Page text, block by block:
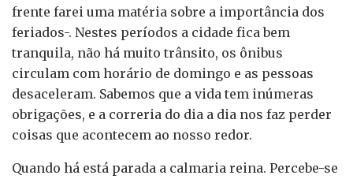
frente farei uma matéria sobre a importância dos
feriados-. Nestes períodos a cidade fica bem
tranquila, não há muito trânsito, os ônibus
circulam com horário de domingo e as pessoas
desaceleram. Sabemos que a vida tem inúmeras
obrigações, e a correria do dia a dia nos faz perder
coisas que acontecem ao nosso redor.
Quando há está parada a calmaria reina. Percebe-se